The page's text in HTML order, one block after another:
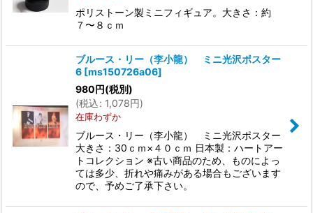
ポリストーン製ミニフィギュア。大きさ：約
７〜８ｃｍ
ブルース・リー（李小龍） ミニ光沢ポスター
6 [ms150726a06]
980円(税別)
(税込: 1,078円)
在庫わずか
ブルース・リー（李小龍） ミニ光沢ポスター
大きさ：30ｃｍ×４０ｃｍ 日本製：ハートアー
トコレクション ※古い商品のため、ものによっ
ては多少、折れや痛みがある場合もございます
ので、予めご了承下さい。